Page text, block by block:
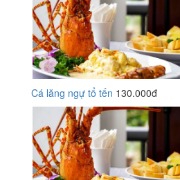
Cá lăng ngự tổ tến 130.000đ